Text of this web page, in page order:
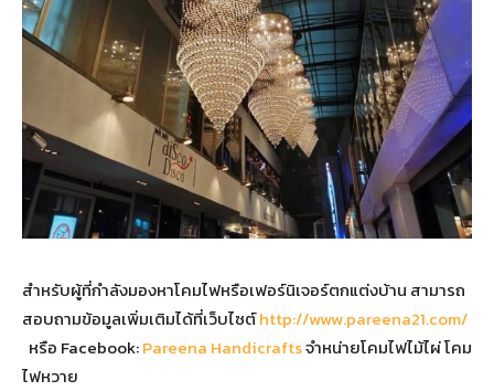
สำหรับผู้ที่กำลังมองหาโคมไฟหรือเฟอร์นิเจอร์ตกแต่งบ้าน สามารถ
สอบถามข้อมูลเพิ่มเติมได้ที่เว็บไซต์http://www.pareena21.com/
หรือ Facebook:Pareena Handicraftsจำหน่ายโคมไฟไม้ไผ่ โคม
ไฟหวาย